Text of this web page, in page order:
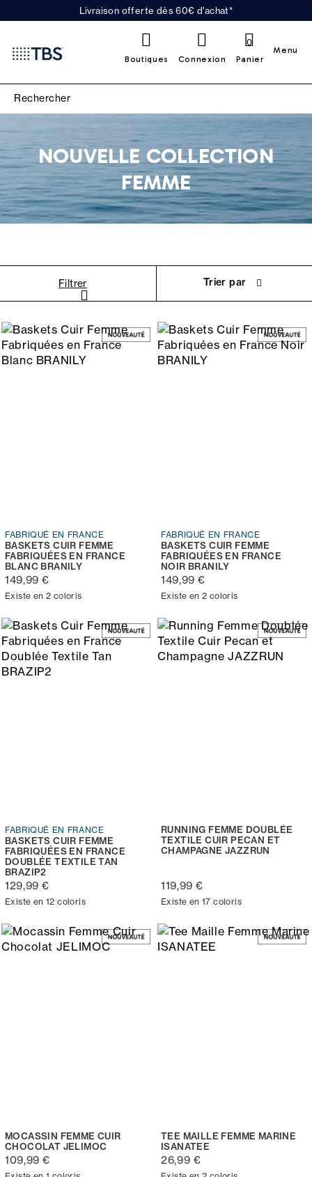
Livraison offerte dès 60€ d'achat*
Boutiques Connexion Panier
0
Menu
NOUVELLE COLLECTION
FEMME
Filtrer Trier par
FABRIQUÉ EN FRANCE
BASKETS CUIR FEMME
FABRIQUÉES EN FRANCE
BLANC BRANILY
149,99 €
Existe en 2 coloris
FABRIQUÉ EN FRANCE
BASKETS CUIR FEMME
FABRIQUÉES EN FRANCE
NOIR BRANILY
149,99 €
Existe en 2 coloris
FABRIQUÉ EN FRANCE
BASKETS CUIR FEMME
FABRIQUÉES EN FRANCE
DOUBLÉE TEXTILE TAN
BRAZIP2
129,99 €
Existe en 12 coloris
RUNNING FEMME DOUBLÉE
TEXTILE CUIR PECAN ET
CHAMPAGNE JAZZRUN
119,99 €
Existe en 17 coloris
MOCASSIN FEMME CUIR
CHOCOLAT JELIMOC
109,99 €
TEE MAILLE FEMME MARINE
ISANATEE
26,99 €